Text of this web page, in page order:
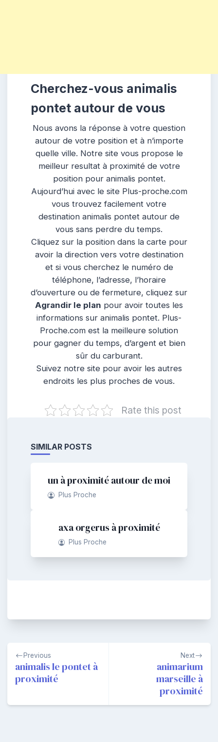
Cherchez-vous animalis
pontet autour de vous
Nous avons la réponse à votre question
autour de votre position et à n’importe
quelle ville. Notre site vous propose le
meilleur resultat à proximité de votre
position pour animalis pontet.
Aujourd’hui avec le site Plus-proche.com
vous trouvez facilement votre
destination animalis pontet autour de
vous sans perdre du temps.
Cliquez sur la position dans la carte pour
avoir la direction vers votre destination
et si vous cherchez le numéro de
téléphone, l’adresse, l’horaire
d’ouverture ou de fermeture, cliquez sur
Agrandir le plan pour avoir toutes les
informations sur animalis pontet. Plus-
Proche.com est la meilleure solution
pour gagner du temps, d’argent et bien
sûr du carburant.
Suivez notre site pour avoir les autres
endroits les plus proches de vous.
Rate this post
SIMILAR POSTS
un à proximité autour de moi
Plus Proche
axa orgerus à proximité
Plus Proche
Navigation
de
l’article
Previous
animalis le pontet à
proximité
Next
animarium
marseille à
proximité